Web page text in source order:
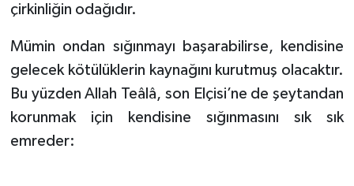
çirkinliğin odağıdır.
Mümin ondan sığınmayı başarabilirse, kendisine
gelecek kötülüklerin kaynağını kurutmuş olacaktır.
Bu yüzden Allah Teâlâ, son Elçisi’ne de şeytandan
korunmak için kendisine sığınmasını sık sık
emreder:
Kilis Müftülüğü
Kırıkkale Müftülüğü